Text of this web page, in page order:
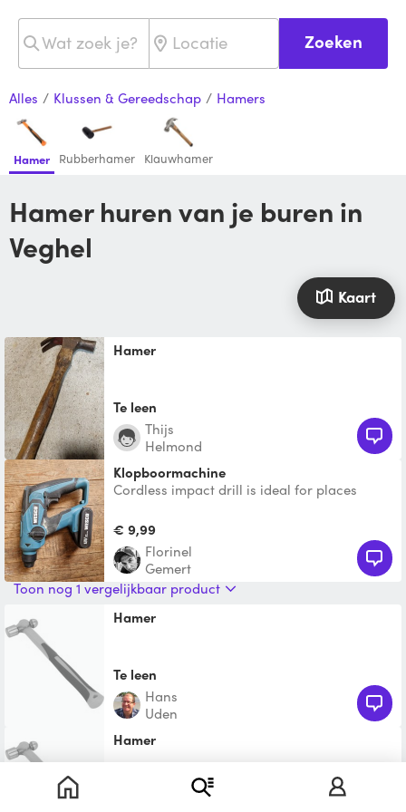
Zoeken
Alles / Klussen & Gereedschap / Hamers
Hamer Rubberhamer Klauwhamer
Hamer huren van je buren in
Veghel
Kaart
Hamer
Te leen
Thijs
Helmond
Klopboormachine
Cordless impact drill is ideal for places
source. It comes with
€ 9,99
Florinel
Gemert
Toon nog 1 vergelijkbaar product
Hamer
Te leen
Hans
Uden
Hamer